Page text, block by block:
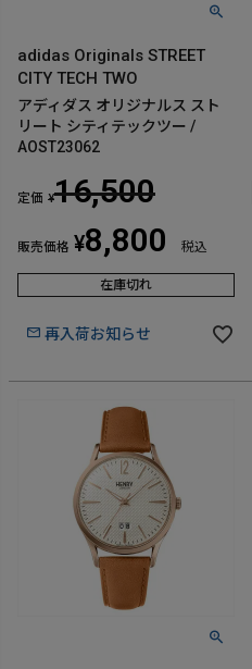
adidas Originals STREET
CITY TECH TWO
アディダス オリジナルス スト
リート シティテックツー /
AOST23062
定価 ¥16,500
販売価格 ¥8,800 税込
在庫切れ
再入荷お知らせ